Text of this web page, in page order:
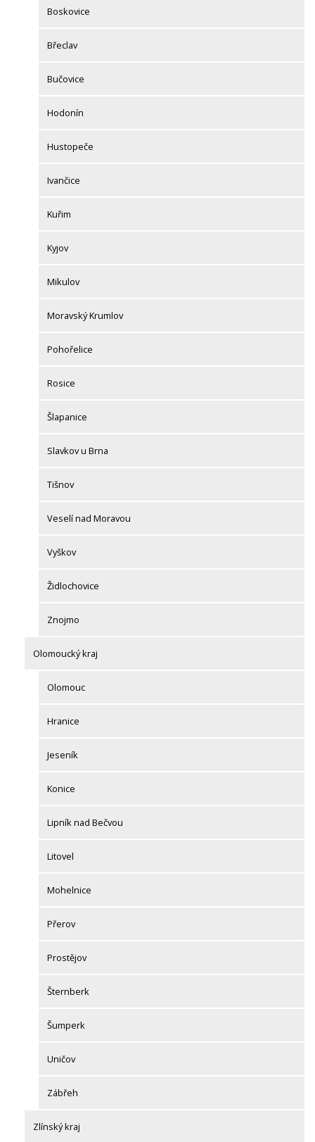
Boskovice
Břeclav
Bučovice
Hodonín
Hustopeče
Ivančice
Kuřim
Kyjov
Mikulov
Moravský Krumlov
Pohořelice
Rosice
Šlapanice
Slavkov u Brna
Tišnov
Veselí nad Moravou
Vyškov
Židlochovice
Znojmo
Olomoucký kraj
Olomouc
Hranice
Jeseník
Konice
Lipník nad Bečvou
Litovel
Mohelnice
Přerov
Prostějov
Šternberk
Šumperk
Uničov
Zábřeh
Zlínský kraj